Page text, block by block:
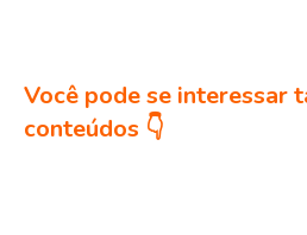
Você pode se interessar
conteúdos 👇